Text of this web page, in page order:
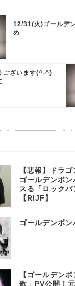
12/31(火)ゴールデ
め
ございます(^-^)
【悲報】ドラ
ゴールデンボン
スる「ロックバ
【RIJF】
ゴールデンボ
【ゴールデン
歌」PV公開！